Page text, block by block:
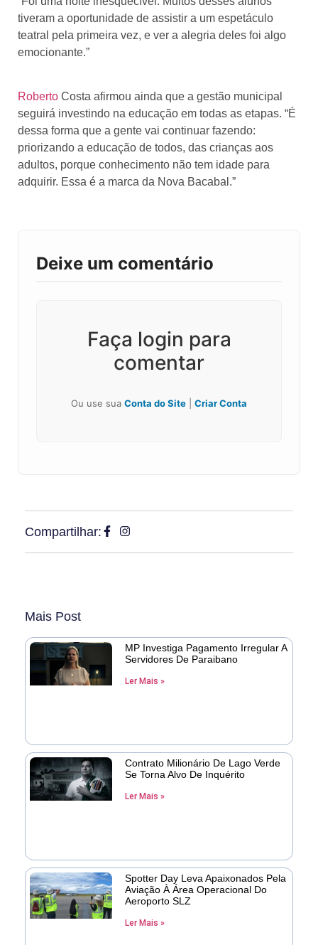
tiveram a oportunidade de assistir a um espetáculo
teatral pela primeira vez, e ver a alegria deles foi algo
emocionante.”
Roberto Costa afirmou ainda que a gestão municipal
seguirá investindo na educação em todas as etapas. “É
dessa forma que a gente vai continuar fazendo:
priorizando a educação de todos, das crianças aos
adultos, porque conhecimento não tem idade para
adquirir. Essa é a marca da Nova Bacabal.”
Deixe um comentário
Faça login para
comentar
Ou use sua Conta do Site Criar Conta
Compartilhar:
Mais Post
MP Investiga Pagamento Irregular A
Servidores De Paraibano
Ler Mais »
Contrato Milionário De Lago Verde
Se Torna Alvo De Inquérito
Ler Mais »
Spotter Day Leva Apaixonados Pela
Aviação À Área Operacional Do
Aeroporto SLZ
Ler Mais »